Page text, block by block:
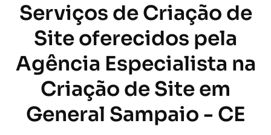
Serviços de Criação de
Site oferecidos pela
Agência Especialista na
Criação de Site em
General Sampaio - CE